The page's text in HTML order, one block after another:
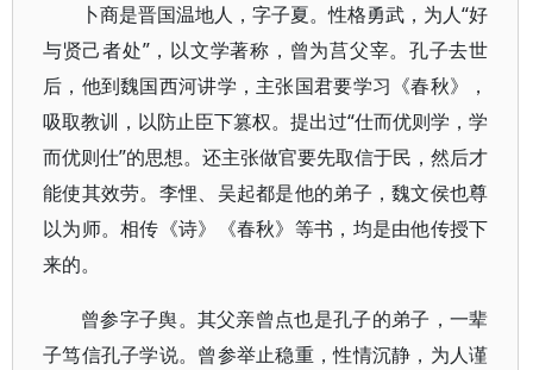
卜商是晋国温地人，字子夏。性格勇武，为人“好
与贤己者处”，以文学著称，曾为莒父宰。孔子去世
后，他到魏国西河讲学，主张国君要学习《春秋》，
吸取教训，以防止臣下篡权。提出过“仕而优则学，学
而优则仕”的思想。还主张做官要先取信于民，然后才
能使其效劳。李悝、吴起都是他的弟子，魏文侯也尊
以为师。相传《诗》《春秋》等书，均是由他传授下
来的。
曾参字子舆。其父亲曾点也是孔子的弟子，一辈
子笃信孔子学说。曾参举止稳重，性情沉静，为人谨